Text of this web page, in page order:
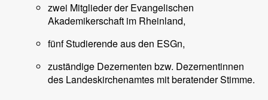
zwei Mitglieder der Evangelischen
Akademikerschaft im Rheinland,
fünf Studierende aus den ESGn,
zuständige Dezernenten bzw. Dezernentinnen
des Landeskirchenamtes mit beratender Stimme.